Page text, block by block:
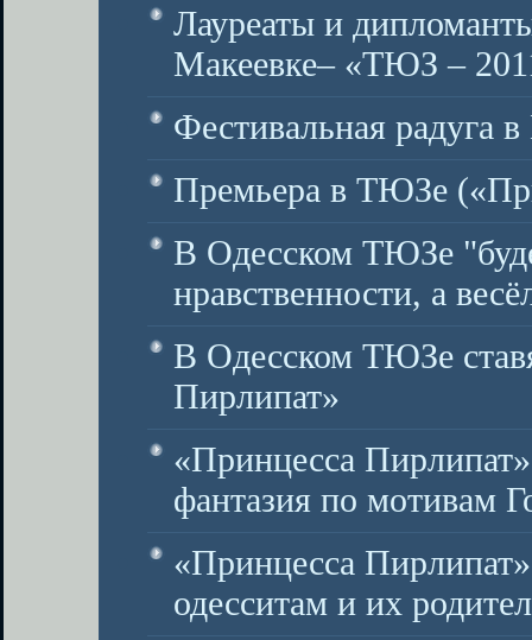
Лауреаты и
Макеевке– «ТЮЗ –
Фестивальная радуга
Премьера в ТЮЗе
В Одесском ТЮЗе
нравственности, а
В Одесском ТЮЗе
Пирлипат»
«Принцесса Пирлипат»
фантазия по мотивам
«Принцесса
одесситам и их